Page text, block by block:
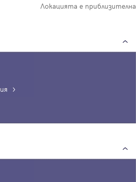
Локацията е приблизителна